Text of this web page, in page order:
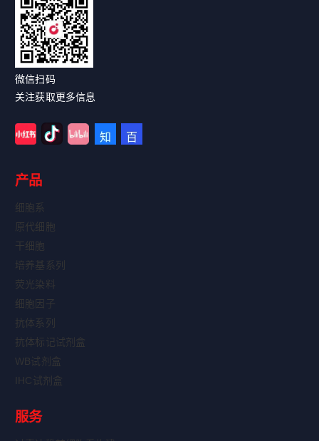
微信扫码
关注获取更多信息
产品
细胞系
原代细胞
干细胞
培养基系列
荧光染料
细胞因子
抗体系列
抗体标记试剂盒
WB试剂盒
IHC试剂盒
服务